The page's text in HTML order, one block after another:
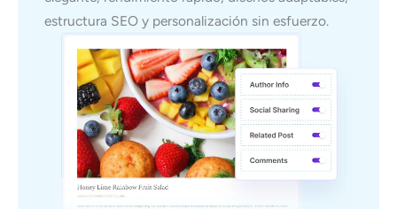
estructura SEO y personalización sin esfuerzo.